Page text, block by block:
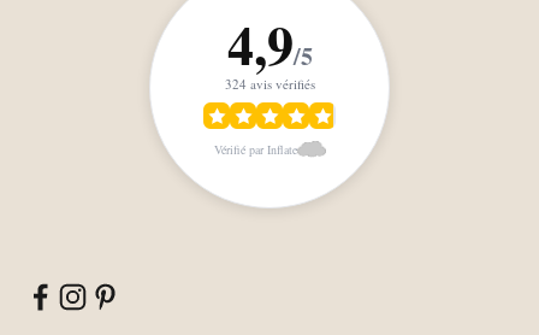
4,9/5
324 avis vérifiés
Vérifié par Inflate